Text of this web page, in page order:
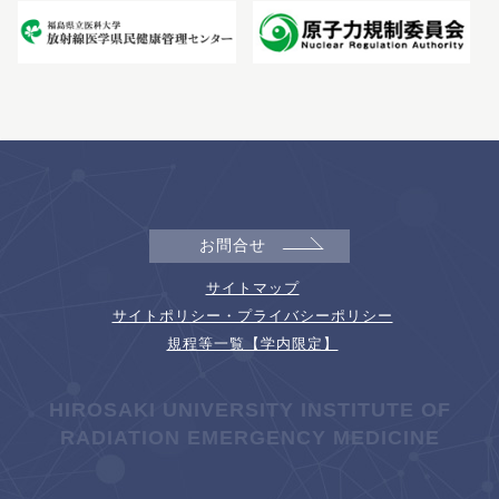
お問合せ
サイトマップ
サイトポリシー・プライバシーポリシー
規程等一覧【学内限定】
HIROSAKI UNIVERSITY INSTITUTE OF
RADIATION EMERGENCY MEDICINE